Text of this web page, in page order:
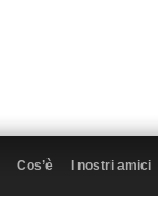
Cos’è I nostri amici